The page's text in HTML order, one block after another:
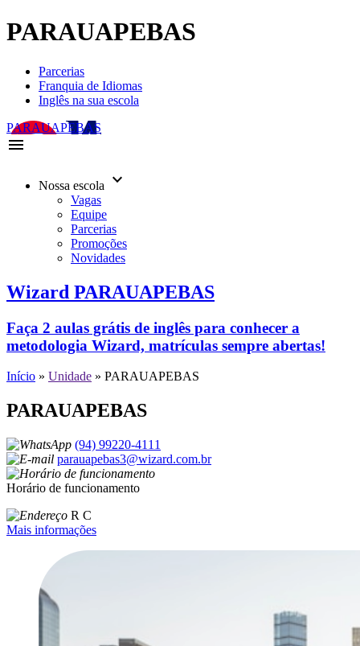
PARAUAPEBAS
Parcerias
Franquia de Idiomas
Inglês na sua escola
PARAUAPEBAS
menu
Nossa escola keyboard_arrow_down
Vagas
Equipe
Parcerias
Promoções
Novidades
Wizard PARAUAPEBAS
Faça 2 aulas grátis de inglês para conhecer a
metodologia Wizard, matrículas sempre abertas!
Início » Unidade » PARAUAPEBAS
PARAUAPEBAS
(94) 99220-4111
parauapebas3@wizard.com.br
Horário de funcionamento
R C
Mais informações